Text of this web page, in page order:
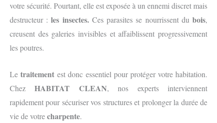
votre sécurité. Pourtant, elle est exposée à un ennemi discret mais
destructeur : les insectes.Ces parasites se nourrissent dubois,
creusent des galeries invisibles et affaiblissent progressivement
les poutres.
Letraitement est donc essentiel pour protéger votre habitation.
ChezHABITAT CLEAN, nos experts interviennent
rapidement pour sécuriser vos structures et prolonger la durée de
vie de votrecharpente.